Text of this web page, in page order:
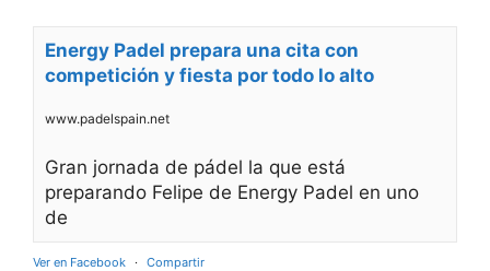
Energy Padel prepara una cita con
competición y fiesta por todo lo alto
www.padelspain.net
Gran jornada de pádel la que está
preparando Felipe de Energy Padel en uno
de
Ver en Facebook · Compartir